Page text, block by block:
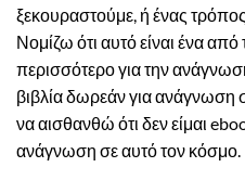
ξεκουραστούμε, ή ένας
Νομίζω ότι αυτό είναι ένα
περισσότερο για την
βιβλία δωρεάν για ανάγνωση
να αισθανθώ ότι δεν είμαι
ανάγνωση σε αυτό τον κόσμο.